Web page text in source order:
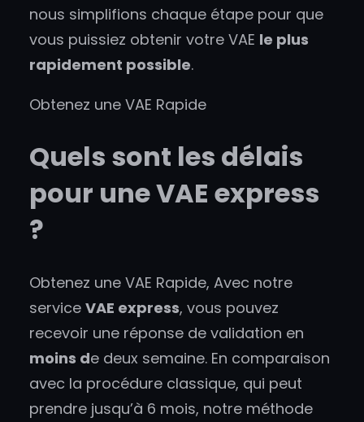
nous simplifions chaque étape pour que
vous puissiez obtenir votre VAE le plus
rapidement possible.
Obtenez une VAE Rapide
Quels sont les délais
pour une VAE express
?
Obtenez une VAE Rapide, Avec notre
service VAE express, vous pouvez
recevoir une réponse de validation en
moins de deux semaine. En comparaison
avec la procédure classique, qui peut
prendre jusqu’à 6 mois, notre méthode